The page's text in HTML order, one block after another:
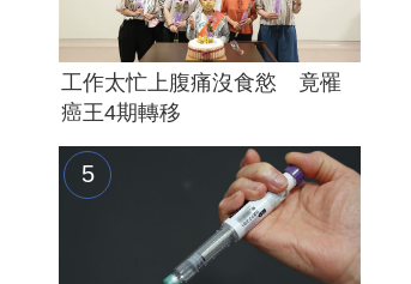
工作太忙上腹痛沒食慾 竟罹
癌王4期轉移